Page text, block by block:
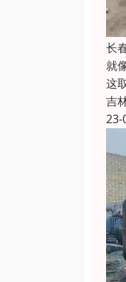
长
就
这
吉
23-